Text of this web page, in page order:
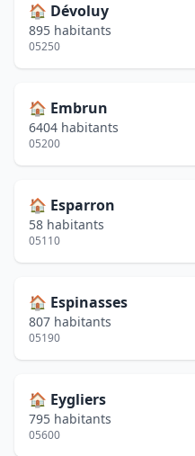
🏠 Dévoluy
895 habitants
05250
🏠 Embrun
6404 habitants
05200
🏠 Esparron
58 habitants
05110
🏠 Espinasses
807 habitants
05190
🏠 Eygliers
795 habitants
05600